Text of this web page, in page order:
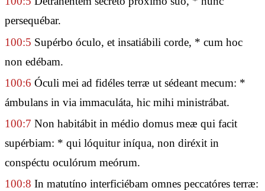
persequébar.
100:5 Supérbo óculo, et insatiábili corde, * cum hoc
non edébam.
100:6 Óculi mei ad fidéles terræ ut sédeant mecum: *
ámbulans in via immaculáta, hic mihi ministrábat.
100:7 Non habitábit in médio domus meæ qui facit
supérbiam: * qui lóquitur iníqua, non diréxit in
conspéctu oculórum meórum.
100:8 In matutíno interficiébam omnes peccatóres terræ: